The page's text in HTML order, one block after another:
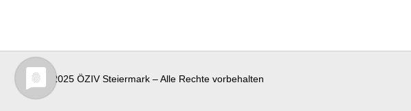
© 2025 ÖZIV Steiermark – Alle Rechte vorbehalten